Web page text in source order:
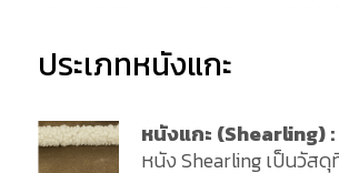
ประเภทหนังแกะ
หนังแกะ (Shearling):
หนัง Shearling เป็นวัสดุ